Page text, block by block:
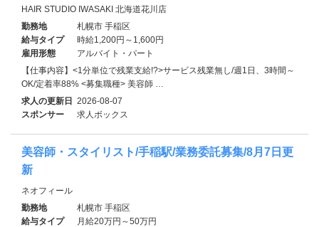
HAIR STUDIO IWASAKI 北海道花川店
勤務地
札幌市 手稲区
給与タイプ
時給1,200円～1,600円
雇用形態
アルバイト・パート
【仕事内容】<1分単位で残業支給!?>サービス残業無し/週1日、3時間～
OK/定着率88% <募集職種> 美容師 …
求人の更新日 2026-08-07
スポンサー
求人ボックス
美容師・スタイリスト/手稲駅/業務委託募集/8月7日更
新
ネオフィール
勤務地
札幌市 手稲区
給与タイプ
月給20万円～50万円